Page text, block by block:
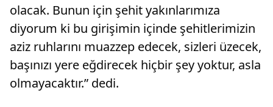
olacak. Bunun için şehit yakınlarımıza
diyorum ki bu girişimin içinde şehitlerimizin
aziz ruhlarını muazzep edecek, sizleri üzecek,
başınızı yere eğdirecek hiçbir şey yoktur, asla
olmayacaktır.” dedi.